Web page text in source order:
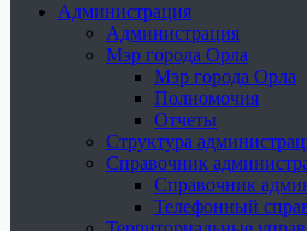
Администрация
Администрация
Мэр города Орла
Мэр города Орла
Полномочия
Отчеты
Структура
Справочник
Справочник
Телефонный